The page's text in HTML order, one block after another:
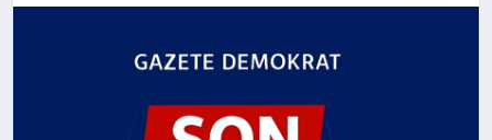
DÜNYA